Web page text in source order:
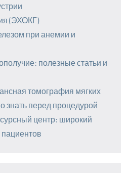
(ЭХОКГ)
при анемии и
полезные статьи и
томография мягких
знать перед процедурой
центр: широкий
пациентов